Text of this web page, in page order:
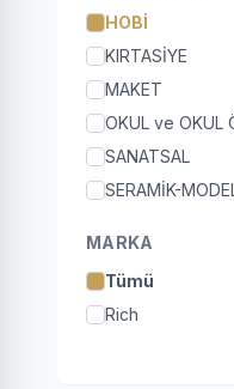
HOBİ
KIRTASİYE
MAKET
OKUL ve OKUL
SANATSAL
SERAMİK-
MARKA
Tümü
Rich